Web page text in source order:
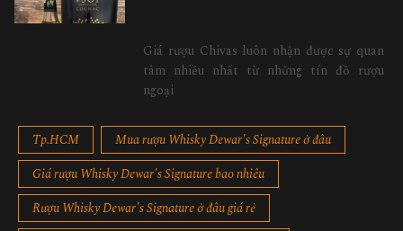
Giá rượu Chivas luôn nhận được sự quan
tâm nhiều nhất từ những tín đồ rượu
ngoại
Tp.HCM
Mua rượu Whisky Dewar's Signature ở đâu
Giá rượu Whisky Dewar's Signature bao nhiêu
Rượu Whisky Dewar's Signature ở đâu giá rẻ